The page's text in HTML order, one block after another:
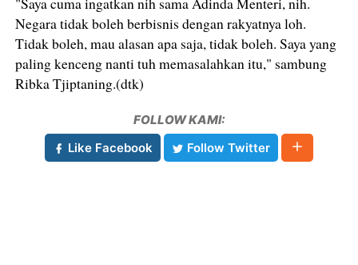
Negara tidak boleh berbisnis dengan rakyatnya loh.
Tidak boleh, mau alasan apa saja, tidak boleh. Saya yang
paling kenceng nanti tuh memasalahkan itu," sambung
Ribka Tjiptaning.(dtk)
FOLLOW KAMI:
Like Facebook
Follow Twitter